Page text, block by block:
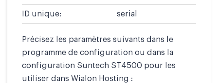
ID unique: serial
Précisez les paramètres suivants dans le
programme de configuration ou dans la
configuration Suntech ST4500 pour les
utiliser dans Wialon Hosting :